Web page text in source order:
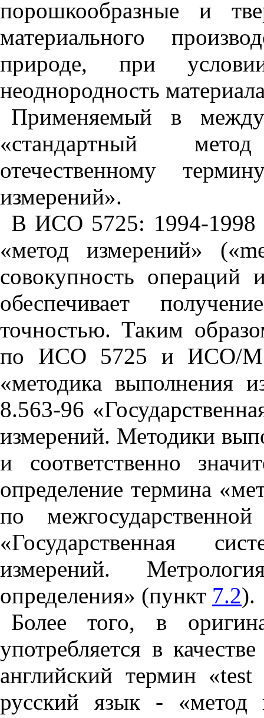
порошкообразные и
материального
природе, при
неоднородность
Применяемый в
«стандартный
отечественному
измерений».
В ИСО 5725: 1994-
«метод измерений» («
совокупность операций
обеспечивает
точностью. Таким
по ИСО 5725 и ИСО/
«методика
8.563-96
измерений. Методики
и соответственно
определение термина
по
«Государственная
измерений.
определения» (пункт 7.2).
Более того, в
употребляется в
английский термин «test
русский язык - «метод